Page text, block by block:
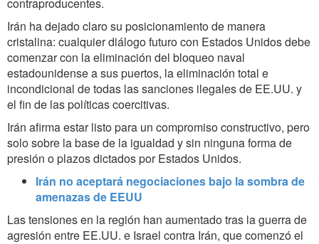
contraproducentes.
Irán ha dejado claro su posicionamiento de manera
cristalina: cualquier diálogo futuro con Estados Unidos debe
comenzar con la eliminación del bloqueo naval
estadounidense a sus puertos, la eliminación total e
incondicional de todas las sanciones ilegales de EE.UU. y
el fin de las políticas coercitivas.
Irán afirma estar listo para un compromiso constructivo, pero
solo sobre la base de la igualdad y sin ninguna forma de
presión o plazos dictados por Estados Unidos.
Irán no aceptará negociaciones bajo la sombra de
amenazas de EEUU
Las tensiones en la región han aumentado tras la guerra de
agresión entre EE.UU. e Israel contra Irán, que comenzó el